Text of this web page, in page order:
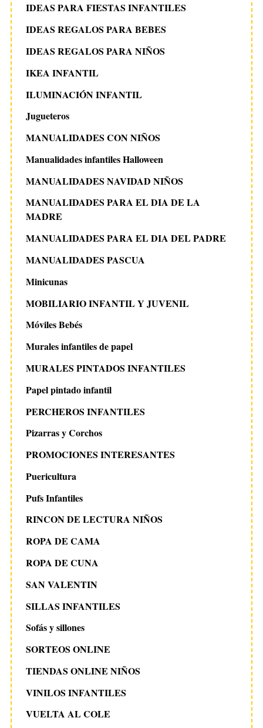
IDEAS PARA FIESTAS INFANTILES
IDEAS REGALOS PARA BEBES
IDEAS REGALOS PARA NIÑOS
IKEA INFANTIL
ILUMINACIÓN INFANTIL
Jugueteros
MANUALIDADES CON NIÑOS
Manualidades infantiles Halloween
MANUALIDADES NAVIDAD NIÑOS
MANUALIDADES PARA EL DIA DE LA
MADRE
MANUALIDADES PARA EL DIA DEL PADRE
MANUALIDADES PASCUA
Minicunas
MOBILIARIO INFANTIL Y JUVENIL
Móviles Bebés
Murales infantiles de papel
MURALES PINTADOS INFANTILES
Papel pintado infantil
PERCHEROS INFANTILES
Pizarras y Corchos
PROMOCIONES INTERESANTES
Puericultura
Pufs Infantiles
RINCON DE LECTURA NIÑOS
ROPA DE CAMA
ROPA DE CUNA
SAN VALENTIN
SILLAS INFANTILES
Sofás y sillones
SORTEOS ONLINE
TIENDAS ONLINE NIÑOS
VINILOS INFANTILES
VUELTA AL COLE